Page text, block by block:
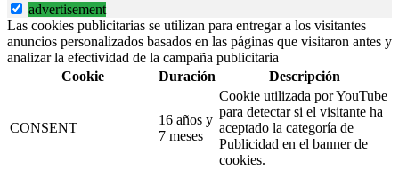
advertisement
Las cookies publicitarias se utilizan para entregar a los visitantes
anuncios personalizados basados en las páginas que visitaron antes y
analizar la efectividad de la campaña publicitaria
Cookie
Duración Descripción
CONSENT
16 años y
7 meses
Cookie utilizada por YouTube
para detectar si el visitante ha
aceptado la categoría de
Publicidad en el banner de
cookies.